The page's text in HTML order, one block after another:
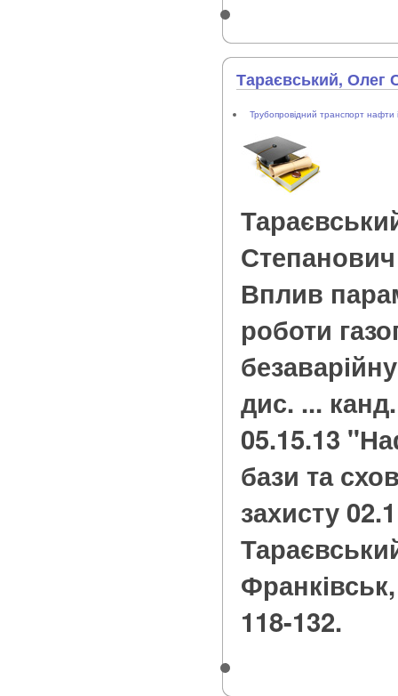
Тараєвський, Олег
Трубопровідний транспорт
Степанович
Вплив
роботи
дис. ...
05.15.13
бази та
захисту
118-132.